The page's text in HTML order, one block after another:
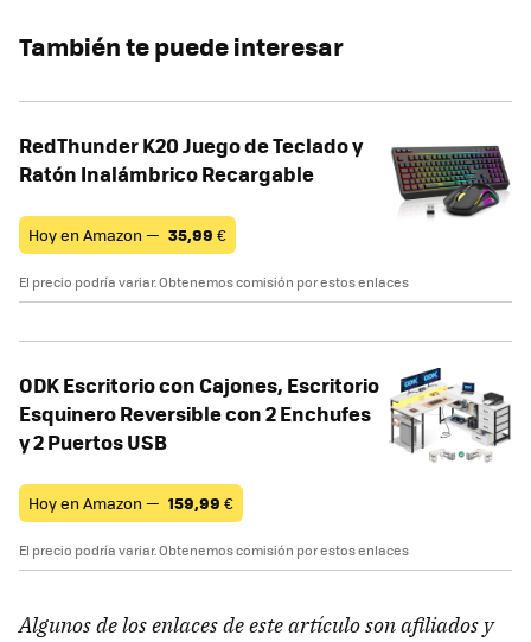
También te puede interesar
RedThunder K20 Juego de Teclado y
Ratón Inalámbrico Recargable
Hoy en Amazon — 35,99 €
El precio podría variar. Obtenemos comisión por estos enlaces
ODK Escritorio con Cajones, Escritorio
Esquinero Reversible con 2 Enchufes
y 2 Puertos USB
Hoy en Amazon — 159,99 €
El precio podría variar. Obtenemos comisión por estos enlaces
Algunos de los enlaces de este artículo son afiliados y